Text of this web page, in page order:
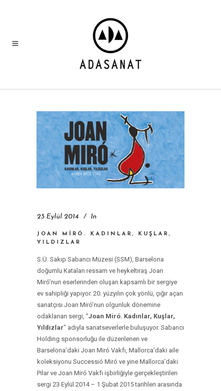
23 Eylül 2014 In
JOAN MIRÓ. KADINLAR, KUŞLAR,
YILDIZLAR
S.Ü. Sakıp Sabancı Müzesi (SSM), Barselona
doğumlu Katalan ressam ve heykeltıraş Joan
Miró’nun eserlerinden oluşan kapsamlı bir sergiye
ev sahipliği yapıyor. 20. yüzyılın çok yönlü, çığır açan
sanatçısı Joan Miró’nun olgunluk dönemine
odaklanan sergi, “Joan Miró. Kadınlar, Kuşlar,
Yıldızlar” adıyla sanatseverlerle buluşuyor. Sabancı
Holding sponsorluğu ile düzenlenen ve
Barselona’daki Joan Miró Vakfı, Mallorca’daki aile
koleksiyonu Successió Miró ve yine Mallorca’daki
Pilar ve Joan Miró Vakfı işbirliğiyle gerçekleştirilen
sergi 23 Eylül 2014 – 1 Şubat 2015 tarihleri arasında